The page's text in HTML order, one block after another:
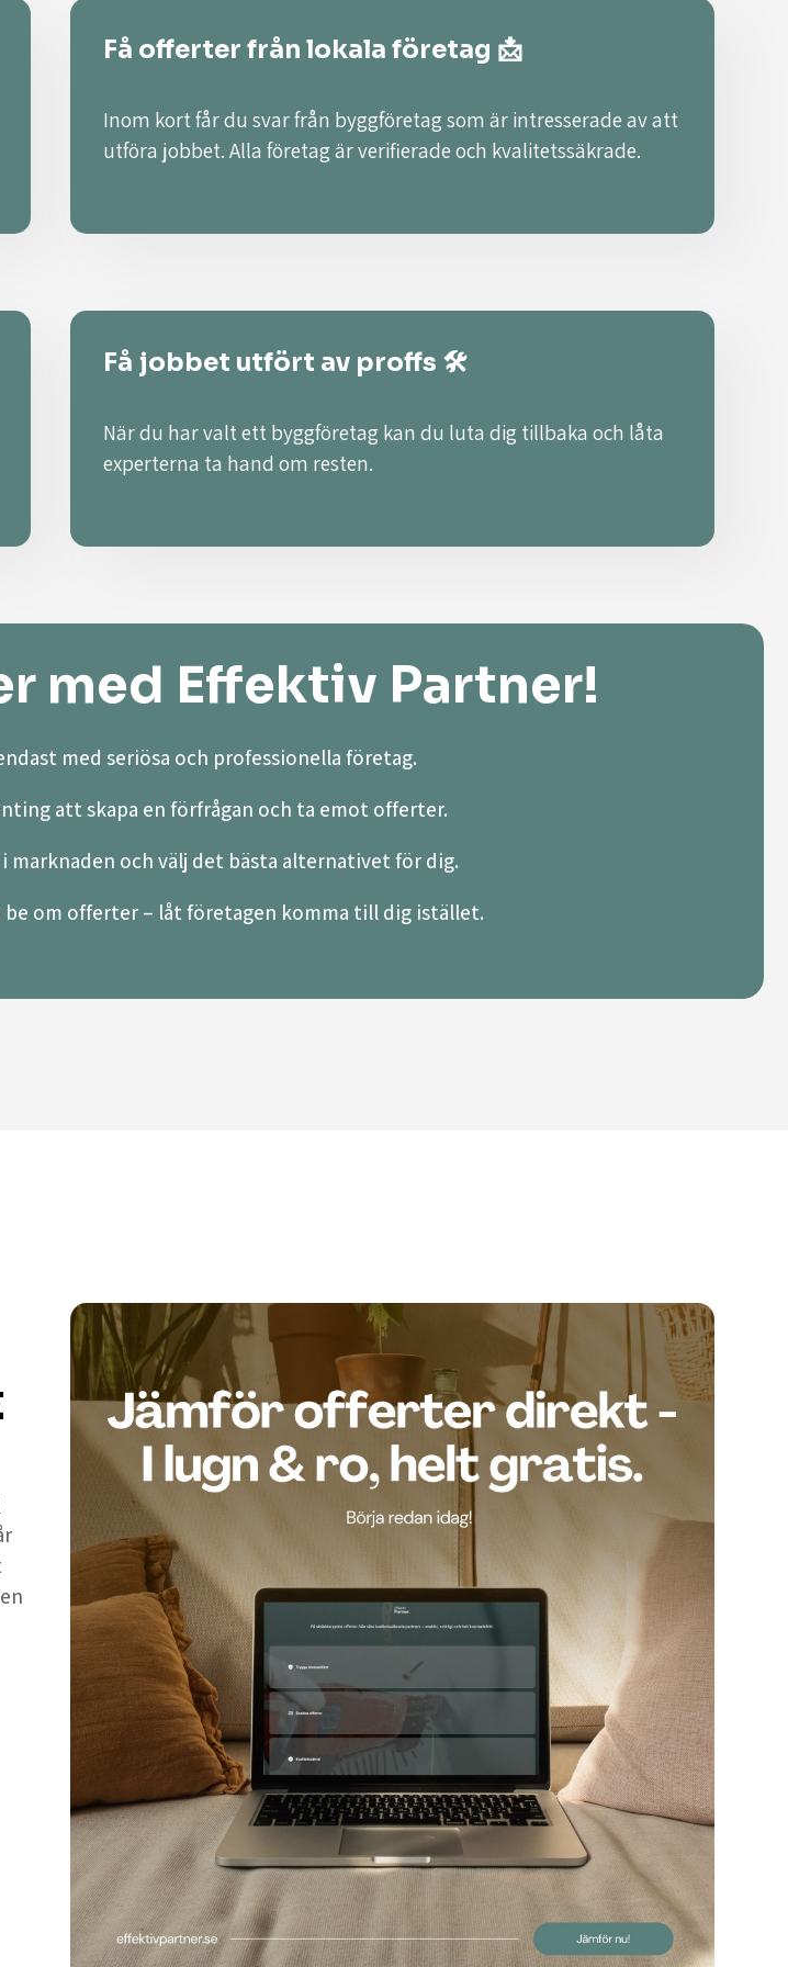
Få offerter från lokala företag 📩
Inom kort får du svar från byggföretag som är intresserade av att
utföra jobbet. Alla företag är verifierade och kvalitetssäkrade.
Få jobbet utfört av proffs 🛠️
När du har valt ett byggföretag kan du luta dig tillbaka och låta
experterna ta hand om resten.
med Effektiv Partner!
med seriösa och professionella företag.
att skapa en förfrågan och ta emot offerter.
marknaden och välj det bästa alternativet för dig.
be om offerter – låt företagen komma till dig istället.